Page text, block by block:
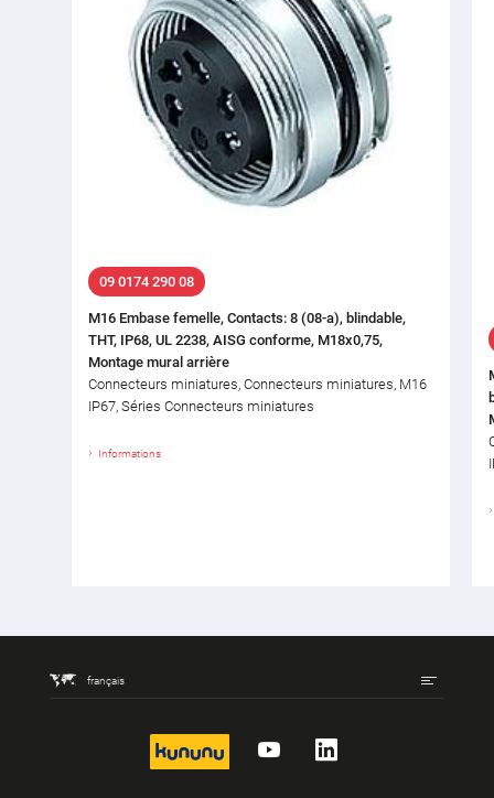
09 0174 290 08
M16 Embase femelle, Contacts: 8 (08-a), blindable,
THT, IP68, UL 2238, AISG conforme, M18x0,75,
Montage mural arrière
Connecteurs miniatures, Connecteurs miniatures, M16
IP67, Séries Connecteurs miniatures
Informations
français
kununu YouTubeLinkedIn